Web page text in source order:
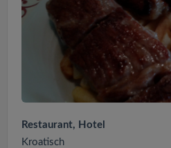
Restaurant, Hotel
Kroatisch